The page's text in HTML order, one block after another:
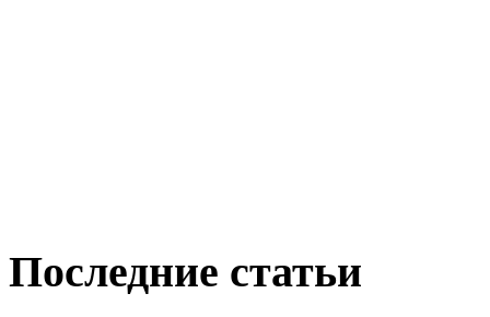
Последние статьи